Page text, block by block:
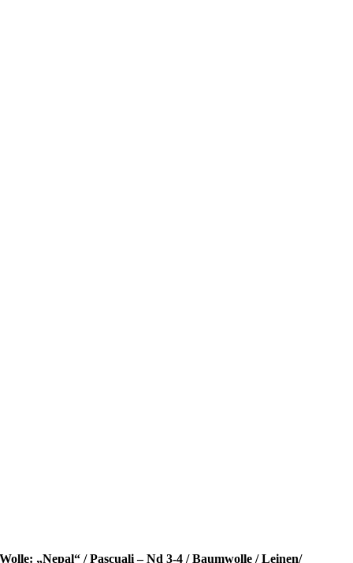
Wolle: „Nepal“ / Pascuali – Nd 3-4 / Baumwolle / Leinen/